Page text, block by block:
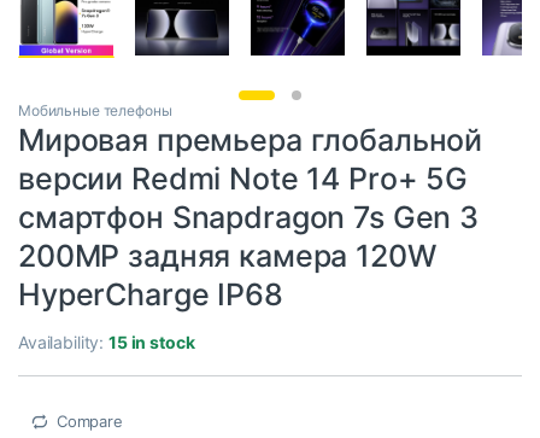
Мобильные телефоны
Мировая премьера глобальной
версии Redmi Note 14 Pro+ 5G
смартфон Snapdragon 7s Gen 3
200MP задняя камера 120W
HyperCharge IP68
Availability:15 in stock
Compare